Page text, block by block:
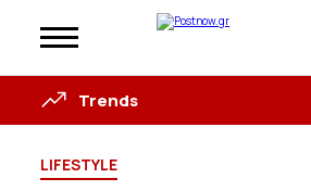
Trends
LIFESTYLE